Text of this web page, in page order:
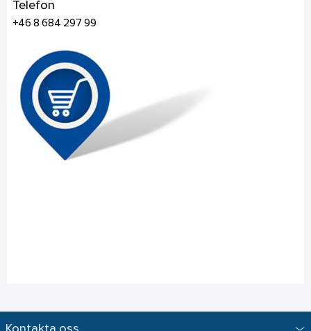
Telefon
+46 8 684 297 99
Kontakta oss